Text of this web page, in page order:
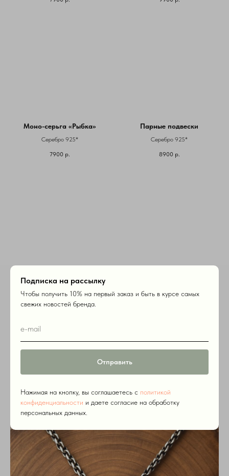
Подписка на рассылку
Чтобы получить 10% на первый заказ и быть в курсе самых
свежих новостей бренда.
Отправить
Нажимая на кнопку, вы соглашаетесь c политикой
конфиденциальности и даете согласие на обработку
персональных данных.
Моно-серьга «Рыбка»
Серебро 925*
7900 р.
Парные подвески
Серебро 925*
8900 р.
Парные подвески
Серебро 925* Серебро 925*